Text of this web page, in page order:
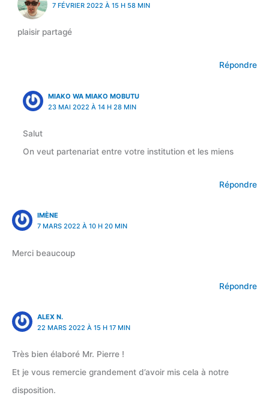
7 FÉVRIER 2022 À 15 H 58 MIN
plaisir partagé
Répondre
MIAKO WA MIAKO MOBUTU
23 MAI 2022 À 14 H 28 MIN
Salut
On veut partenariat entre votre institution et les miens
Répondre
IMÈNE
7 MARS 2022 À 10 H 20 MIN
Merci beaucoup
Répondre
ALEX N.
22 MARS 2022 À 15 H 17 MIN
Très bien élaboré Mr. Pierre !
Et je vous remercie grandement d’avoir mis cela à notre
disposition.